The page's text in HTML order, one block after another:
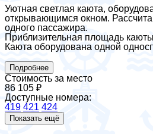
Уютная светлая каюта,
открывающимся окном.
одного пассажира.
Приблизительная площадь
Каюта оборудована одной
Подробнее
Стоимость за место
86 105 ₽
Доступные номера:
419 421 424
Показать ещё